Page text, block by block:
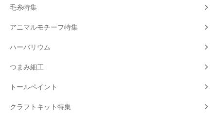
毛糸特集
アニマルモチーフ特集
ハーバリウム
つまみ細工
トールペイント
クラフトキット特集